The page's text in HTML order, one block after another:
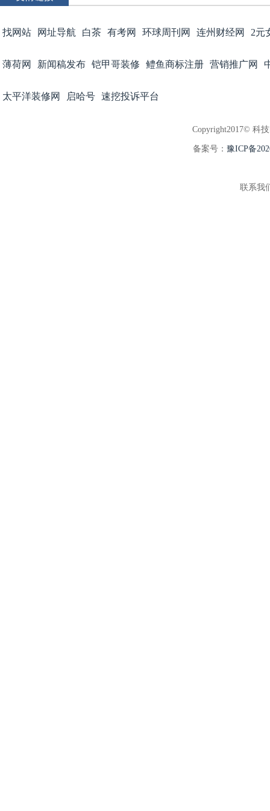
找网站 网址导航 白茶 有考网 环球周刊网 连州财经网 2元
薄荷网 新闻稿发布 铠甲哥装修 鳢鱼商标注册 营销推广网
太平洋装修网 启哈号 速挖投诉平台
Copyright2017© 科
备案号： 豫ICP备
联系我